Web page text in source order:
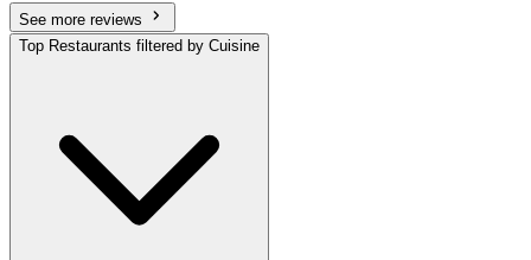
See more reviews
Top Restaurants filtered by Cuisine